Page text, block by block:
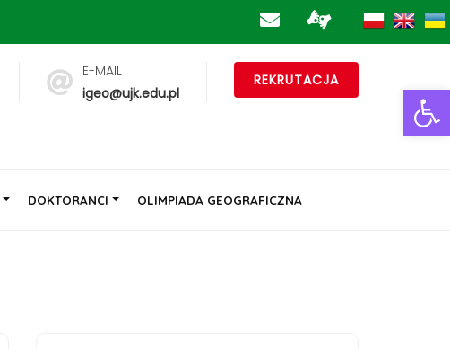
E-MAIL
igeo@ujk.edu.pl
REKRUTACJA
DOKTORANCI OLIMPIADA GEOGRAFICZNA